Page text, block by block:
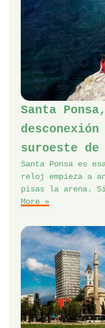
Santa
suroeste de
Santa Ponsa es
reloj empieza a
pisas la arena.
More »